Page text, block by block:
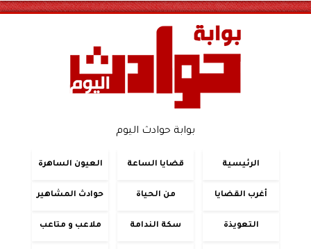
بوابة حوادث اليوم
الرئيسية قضايا الساعة العيون الساهرة
أغرب القضايا من الحياة حوادث المشاهير
التعويذة سكة الندامة ملاعب و متاعب